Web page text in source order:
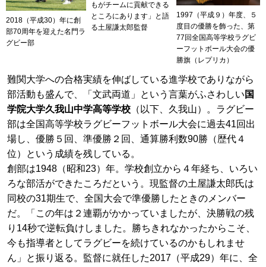
難関大学への合格実績を伸ばしている進学校でありながら
部活動も盛んで、「文武両道」という言葉がふさわしい 国
学院大学久我山中学高等学校 （以下、久我山）。ラグビー
部は全国高等学校ラグビーフットボール大会に過去41回出
場し、優勝５回、準優勝２回、通算勝利数90勝（歴代４
位）という成績を残している。
創部は1948（昭和23）年。学校創立から４年経ち、いろい
ろな部活ができたころだという。現監督の土屋謙太郎氏は
同校の31期生で、全国大会で準優勝したときのメンバー
だ。「この年は２連覇がかかっていましたが、決勝戦の残
り14秒で逆転負けしました。勝ちきれなかったからこそ、
今も指導者としてラグビーを続けているのかもしれませ
ん」と振り返る。監督に就任した2017（平成29）年に、全
2018（平成30）年に創
部70周年を迎えた名門ラ
グビー部
もがチームに貢献できる
ところにあります」と語
る土屋謙太郎監督
1997（平成９）年度、５
度目の優勝を飾った、第
77回全国高等学校ラグビ
ーフットボール大会の優
勝旗（レプリカ）